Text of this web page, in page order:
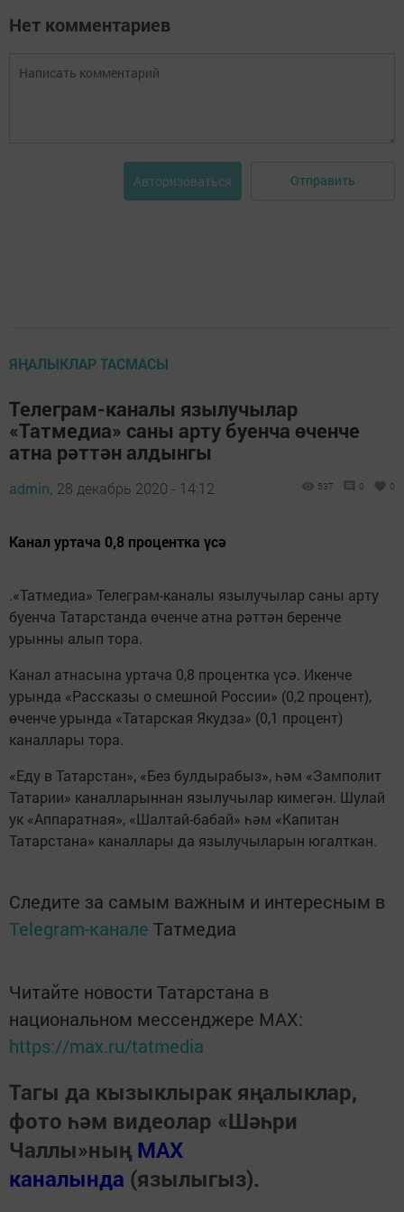
Нет комментариев
Авторизоваться Отправить
ЯҢАЛЫКЛАР ТАСМАСЫ
Телеграм-каналы язылучылар
«Татмедиа» саны арту буенча өченче
атна рәттән алдынгы
admin, 28 декабрь 2020 - 14:12 537 0 0
Канал уртача 0,8 процентка үсә
.«Татмедиа» Телеграм-каналы язылучылар саны арту
буенча Татарстанда өченче атна рәттән беренче
урынны алып тора.
Канал атнасына уртача 0,8 процентка үсә. Икенче
урында «Рассказы о смешной России» (0,2 процент),
өченче урында «Татарская Якудза» (0,1 процент)
каналлары тора.
«Еду в Татарстан», «Без булдырабыз», һәм «Замполит
Татарии» каналларыннан язылучылар кимегән. Шулай
ук «Аппаратная», «Шалтай-бабай» һәм «Капитан
Татарстана» каналлары да язылучыларын югалткан.
Следите за самым важным и интересным в
Telegram-канале Татмедиа
Читайте новости Татарстана в
национальном мессенджере MАХ:
https://max.ru/tatmedia
Тагы да кызыклырак яңалыклар,
фото һәм видеолар «Шәһри
Чаллы»ның MAX
каналында (язылыгыз).